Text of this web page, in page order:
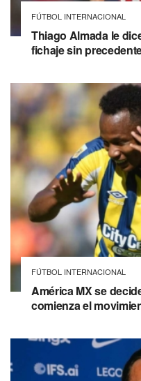
FÚTBOL INTERNACIONAL
Thiago Almada le
fichaje sin
FÚTBOL INTERNACIONAL
América MX se
comienza el